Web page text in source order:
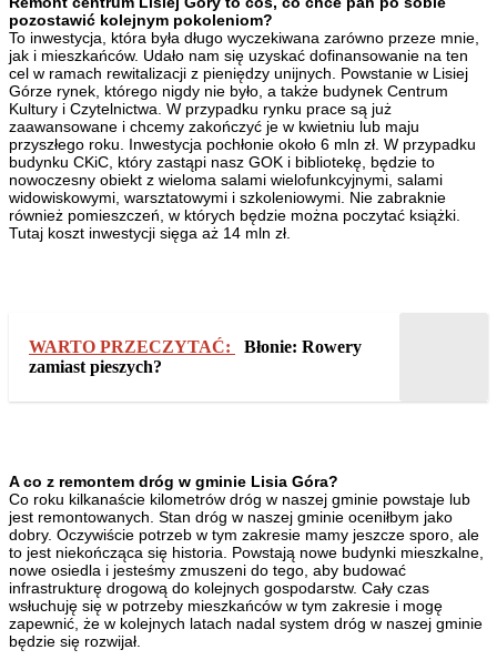
pozostawić kolejnym pokoleniom?
To inwestycja, która była długo wyczekiwana zarówno przeze mnie,
jak i mieszkańców. Udało nam się uzyskać dofinansowanie na ten
cel w ramach rewitalizacji z pieniędzy unijnych. Powstanie w Lisiej
Górze rynek, którego nigdy nie było, a także budynek Centrum
Kultury i Czytelnictwa. W przypadku rynku prace są już
zaawansowane i chcemy zakończyć je w kwietniu lub maju
przyszłego roku. Inwestycja pochłonie około 6 mln zł. W przypadku
budynku CKiC, który zastąpi nasz GOK i bibliotekę, będzie to
nowoczesny obiekt z wieloma salami wielofunkcyjnymi, salami
widowiskowymi, warsztatowymi i szkoleniowymi. Nie zabraknie
również pomieszczeń, w których będzie można poczytać książki.
Tutaj koszt inwestycji sięga aż 14 mln zł.
WARTO PRZECZYTAĆ:
Błonie: Rowery
zamiast pieszych?
A co z remontem dróg w gminie Lisia Góra?
Co roku kilkanaście kilometrów dróg w naszej gminie powstaje lub
jest remontowanych. Stan dróg w naszej gminie oceniłbym jako
dobry. Oczywiście potrzeb w tym zakresie mamy jeszcze sporo, ale
to jest niekończąca się historia. Powstają nowe budynki mieszkalne,
nowe osiedla i jesteśmy zmuszeni do tego, aby budować
infrastrukturę drogową do kolejnych gospodarstw. Cały czas
wsłuchuję się w potrzeby mieszkańców w tym zakresie i mogę
zapewnić, że w kolejnych latach nadal system dróg w naszej gminie
będzie się rozwijał.